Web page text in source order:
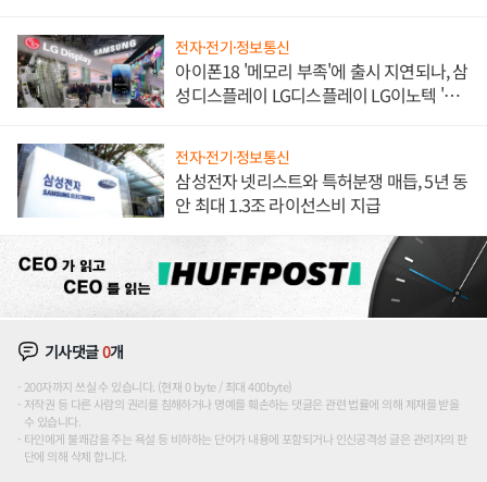
전자·전기·정보통신
아이폰18 '메모리 부족'에 출시 지연되나, 삼
성디스플레이 LG디스플레이 LG이노텍 '탈
전자·전기·정보통신
삼성전자 넷리스트와 특허분쟁 매듭, 5년 동
안 최대 1.3조 라이선스비 지급
기사댓글0개
200자까지 쓰실 수 있습니다. (현재 0 byte / 최대 400byte)
저작권 등 다른 사람의 권리를 침해하거나 명예를 훼손하는 댓글은 관련 법률에 의해 제재를 받을
수 있습니다.
타인에게 불쾌감을 주는 욕설 등 비하하는 단어가 내용에 포함되거나 인신공격성 글은 관리자의 판
단에 의해 삭제 합니다.